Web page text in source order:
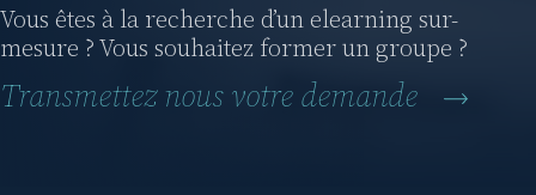
Vous êtes à la recherche d’un elearning sur-
mesure ? Vous souhaitez former un groupe ?
Transmettez nous votre demande